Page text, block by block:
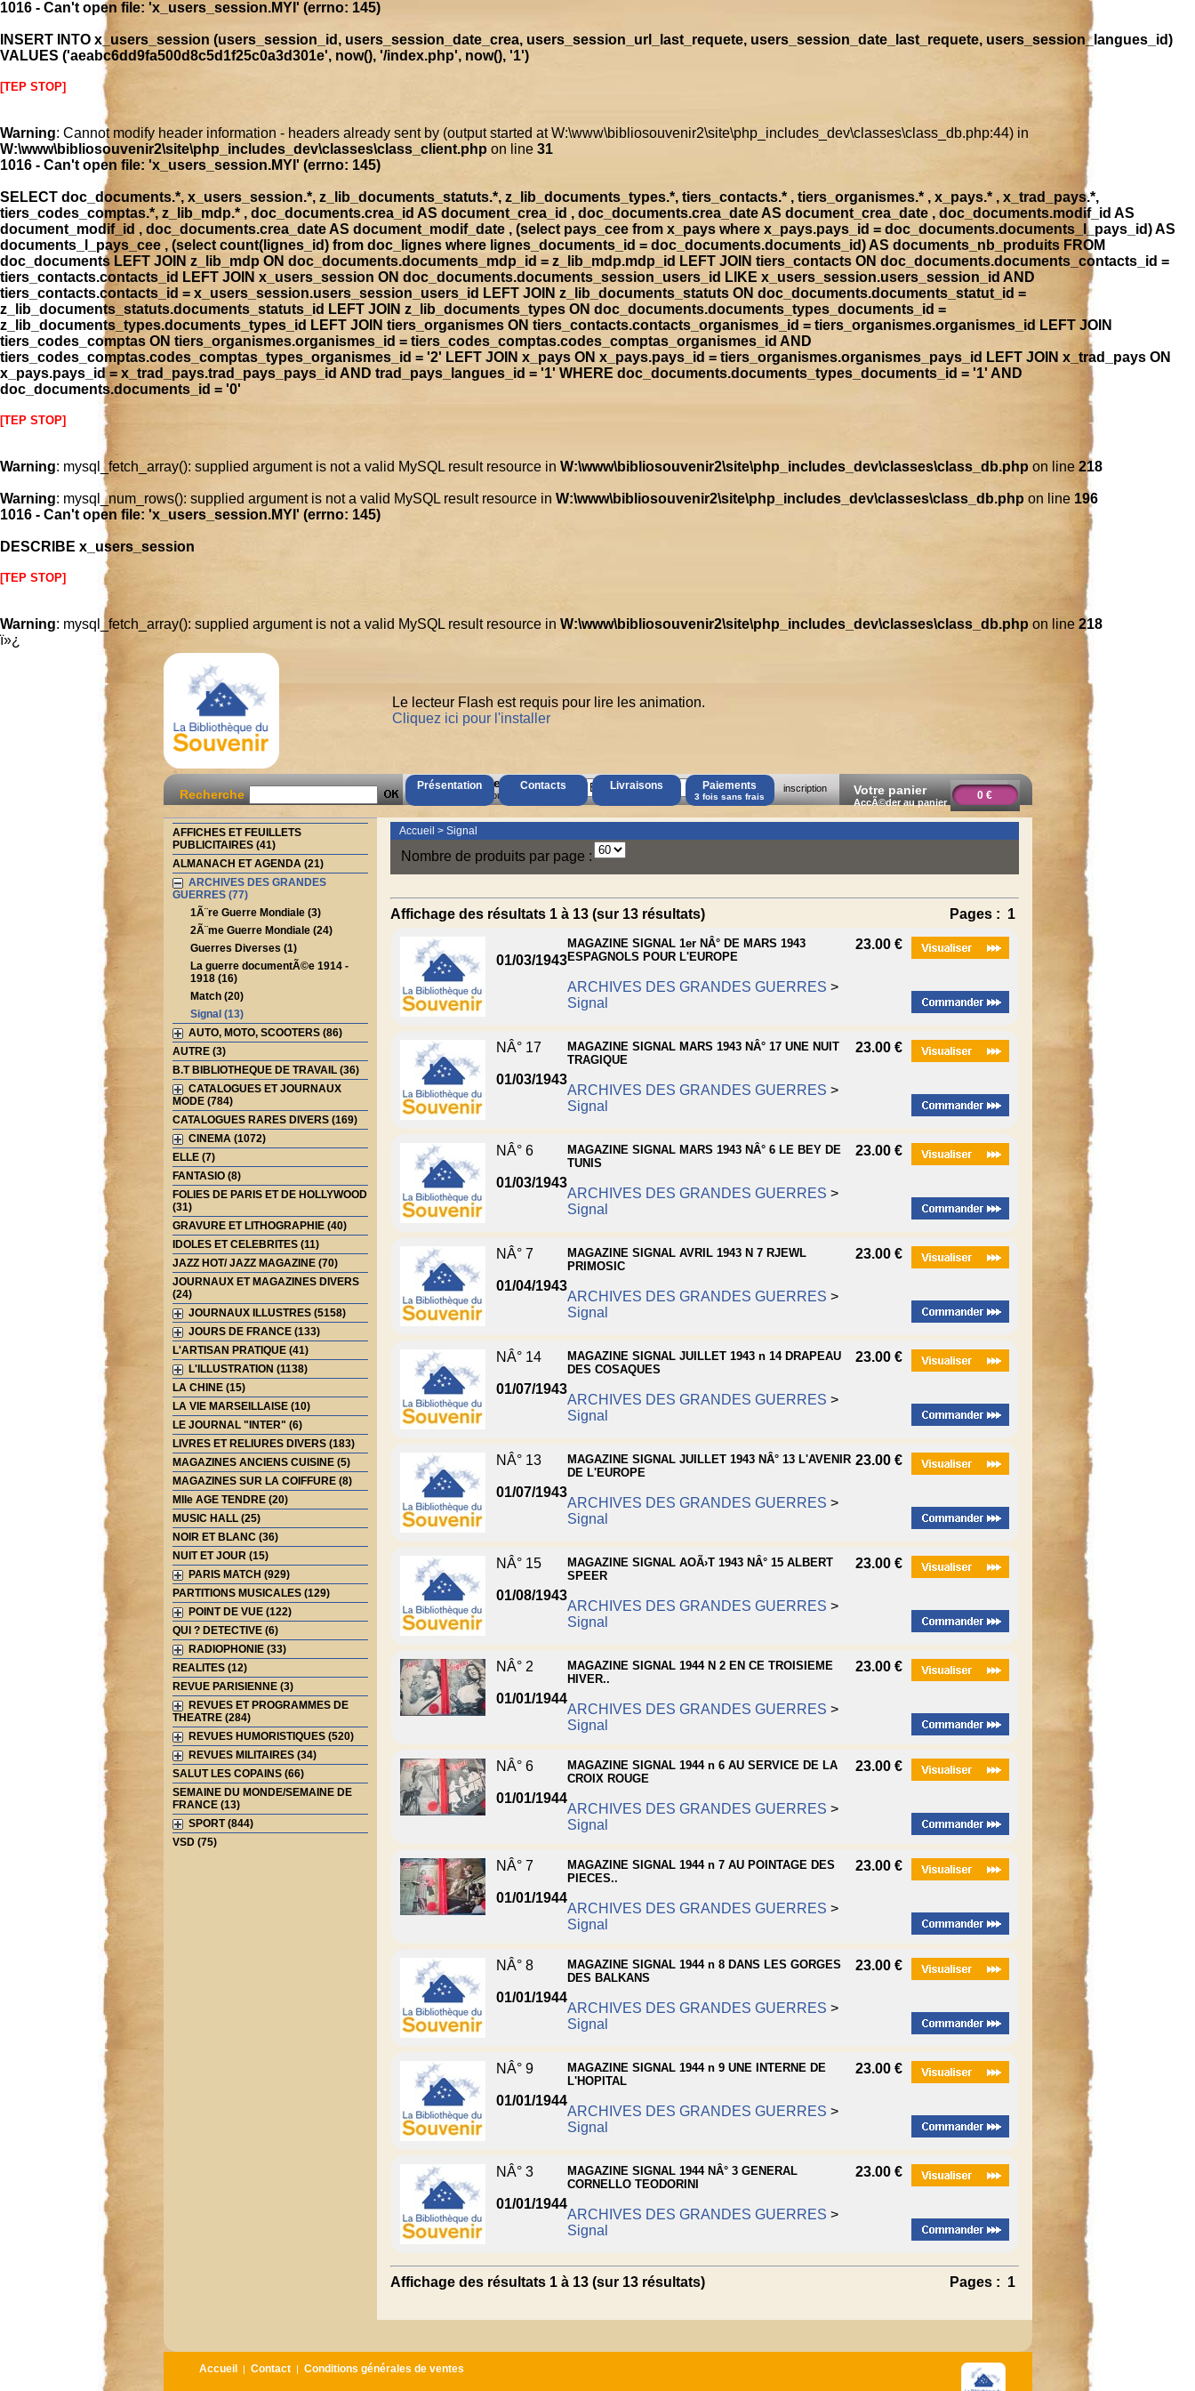
1016 - Can't open file: 'x_users_session.MYI' (errno: 145)
INSERT INTO x_users_session (users_session_id, users_session_date_crea, users_session_url_last_requete, users_session_date_last_requete, users_session_langues_id)
VALUES ('aeabc6dd9fa500d8c5d1f25c0a3d301e', now(), '/index.php', now(), '1')
[TEP STOP]
Warning: Cannot modify header information - headers already sent by (output started at W:\www\bibliosouvenir2\site\php_includes_dev\classes\class_db.php:44) in
W:\www\bibliosouvenir2\site\php_includes_dev\classes\class_client.php on line 31
1016 - Can't open file: 'x_users_session.MYI' (errno: 145)
SELECT doc_documents.*, x_users_session.*, z_lib_documents_statuts.*, z_lib_documents_types.*, tiers_contacts.* , tiers_organismes.* , x_pays.* , x_trad_pays.*,
tiers_codes_comptas.*, z_lib_mdp.* , doc_documents.crea_id AS document_crea_id , doc_documents.crea_date AS document_crea_date , doc_documents.modif_id AS
document_modif_id , doc_documents.crea_date AS document_modif_date , (select pays_cee from x_pays where x_pays.pays_id = doc_documents.documents_l_pays_id) AS
documents_l_pays_cee , (select count(lignes_id) from doc_lignes where lignes_documents_id = doc_documents.documents_id) AS documents_nb_produits FROM
doc_documents LEFT JOIN z_lib_mdp ON doc_documents.documents_mdp_id = z_lib_mdp.mdp_id LEFT JOIN tiers_contacts ON doc_documents.documents_contacts_id =
tiers_contacts.contacts_id LEFT JOIN x_users_session ON doc_documents.documents_session_users_id LIKE x_users_session.users_session_id AND
tiers_contacts.contacts_id = x_users_session.users_session_users_id LEFT JOIN z_lib_documents_statuts ON doc_documents.documents_statut_id =
z_lib_documents_statuts.documents_statuts_id LEFT JOIN z_lib_documents_types ON doc_documents.documents_types_documents_id =
z_lib_documents_types.documents_types_id LEFT JOIN tiers_organismes ON tiers_contacts.contacts_organismes_id = tiers_organismes.organismes_id LEFT JOIN
tiers_codes_comptas ON tiers_organismes.organismes_id = tiers_codes_comptas.codes_comptas_organismes_id AND
tiers_codes_comptas.codes_comptas_types_organismes_id = '2' LEFT JOIN x_pays ON x_pays.pays_id = tiers_organismes.organismes_pays_id LEFT JOIN x_trad_pays ON
x_pays.pays_id = x_trad_pays.trad_pays_pays_id AND trad_pays_langues_id = '1' WHERE doc_documents.documents_types_documents_id = '1' AND
doc_documents.documents_id = '0'
[TEP STOP]
Warning: mysql_fetch_array(): supplied argument is not a valid MySQL result resource in W:\www\bibliosouvenir2\site\php_includes_dev\classes\class_db.php on line 218
Warning: mysql_num_rows(): supplied argument is not a valid MySQL result resource in W:\www\bibliosouvenir2\site\php_includes_dev\classes\class_db.php on line 196
1016 - Can't open file: 'x_users_session.MYI' (errno: 145)
DESCRIBE x_users_session
[TEP STOP]
Warning: mysql_fetch_array(): supplied argument is not a valid MySQL result resource in W:\www\bibliosouvenir2\site\php_includes_dev\classes\class_db.php on line 218
ï»¿
Présentation Contacts Livraisons Paiements
3 fois sans frais
Le lecteur Flash est requis pour lire les animation.
Cliquez ici pour l'installer
Recherche
AccÃ¨s Client
Mot de passe oubliÃ© ?
inscription Votre panier
AccÃ©der au panier
0 €
AFFICHES ET FEUILLETS
PUBLICITAIRES (41)
ALMANACH ET AGENDA (21)
ARCHIVES DES GRANDES
GUERRES (77)
1Ã¨re Guerre Mondiale (3)
2Ã¨me Guerre Mondiale (24)
Guerres Diverses (1)
La guerre documentÃ©e 1914 -
1918 (16)
Match (20)
Signal (13)
AUTO, MOTO, SCOOTERS (86)
AUTRE (3)
B.T BIBLIOTHEQUE DE TRAVAIL (36)
CATALOGUES ET JOURNAUX
MODE (784)
CATALOGUES RARES DIVERS (169)
CINEMA (1072)
ELLE (7)
FANTASIO (8)
FOLIES DE PARIS ET DE HOLLYWOOD
(31)
GRAVURE ET LITHOGRAPHIE (40)
IDOLES ET CELEBRITES (11)
JAZZ HOT/ JAZZ MAGAZINE (70)
JOURNAUX ET MAGAZINES DIVERS
(24)
JOURNAUX ILLUSTRES (5158)
JOURS DE FRANCE (133)
L'ARTISAN PRATIQUE (41)
L'ILLUSTRATION (1138)
LA CHINE (15)
LA VIE MARSEILLAISE (10)
LE JOURNAL "INTER" (6)
LIVRES ET RELIURES DIVERS (183)
MAGAZINES ANCIENS CUISINE (5)
MAGAZINES SUR LA COIFFURE (8)
Mlle AGE TENDRE (20)
MUSIC HALL (25)
NOIR ET BLANC (36)
NUIT ET JOUR (15)
PARIS MATCH (929)
PARTITIONS MUSICALES (129)
POINT DE VUE (122)
QUI ? DETECTIVE (6)
RADIOPHONIE (33)
REALITES (12)
REVUE PARISIENNE (3)
REVUES ET PROGRAMMES DE
THEATRE (284)
REVUES HUMORISTIQUES (520)
REVUES MILITAIRES (34)
SALUT LES COPAINS (66)
SEMAINE DU MONDE/SEMAINE DE
FRANCE (13)
SPORT (844)
VSD (75)
Accueil > Signal
Nombre de produits par page :
Affichage des résultats 1 à 13 (sur 13 résultats) Pages : 1
01/03/1943
MAGAZINE SIGNAL 1er NÂ° DE MARS 1943
ESPAGNOLS POUR L'EUROPE
ARCHIVES DES GRANDES GUERRES >
Signal
23.00 €
NÂ° 17
01/03/1943
MAGAZINE SIGNAL MARS 1943 NÂ° 17 UNE NUIT
TRAGIQUE
ARCHIVES DES GRANDES GUERRES >
Signal
23.00 €
NÂ° 6
01/03/1943
MAGAZINE SIGNAL MARS 1943 NÂ° 6 LE BEY DE
TUNIS
ARCHIVES DES GRANDES GUERRES >
Signal
23.00 €
NÂ° 7
01/04/1943
MAGAZINE SIGNAL AVRIL 1943 N 7 RJEWL
PRIMOSIC
ARCHIVES DES GRANDES GUERRES >
Signal
23.00 €
NÂ° 14
01/07/1943
MAGAZINE SIGNAL JUILLET 1943 n 14 DRAPEAU
DES COSAQUES
ARCHIVES DES GRANDES GUERRES >
Signal
23.00 €
NÂ° 13
01/07/1943
MAGAZINE SIGNAL JUILLET 1943 NÂ° 13 L'AVENIR
DE L'EUROPE
ARCHIVES DES GRANDES GUERRES >
Signal
23.00 €
NÂ° 15
01/08/1943
MAGAZINE SIGNAL AOÃ›T 1943 NÂ° 15 ALBERT
SPEER
ARCHIVES DES GRANDES GUERRES >
Signal
23.00 €
NÂ° 2
01/01/1944
MAGAZINE SIGNAL 1944 N 2 EN CE TROISIEME
HIVER..
ARCHIVES DES GRANDES GUERRES >
Signal
23.00 €
NÂ° 6
01/01/1944
MAGAZINE SIGNAL 1944 n 6 AU SERVICE DE LA
CROIX ROUGE
ARCHIVES DES GRANDES GUERRES >
Signal
23.00 €
NÂ° 7
01/01/1944
MAGAZINE SIGNAL 1944 n 7 AU POINTAGE DES
PIECES..
ARCHIVES DES GRANDES GUERRES >
Signal
23.00 €
NÂ° 8
01/01/1944
MAGAZINE SIGNAL 1944 n 8 DANS LES GORGES
DES BALKANS
ARCHIVES DES GRANDES GUERRES >
Signal
23.00 €
NÂ° 9
01/01/1944
MAGAZINE SIGNAL 1944 n 9 UNE INTERNE DE
L'HOPITAL
ARCHIVES DES GRANDES GUERRES >
Signal
23.00 €
NÂ° 3
01/01/1944
MAGAZINE SIGNAL 1944 NÂ° 3 GENERAL
CORNELLO TEODORINI
ARCHIVES DES GRANDES GUERRES >
Signal
23.00 €
Affichage des résultats 1 à 13 (sur 13 résultats) Pages : 1
Accueil | Contact| Conditions générales de ventes